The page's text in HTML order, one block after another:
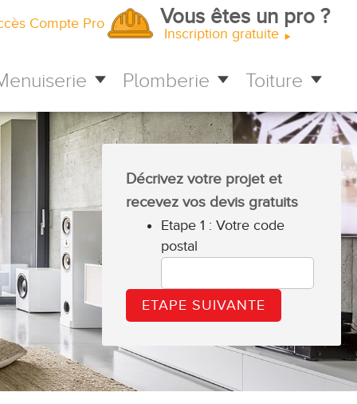
Compte Pro Vous êtes un pro ?
Inscription gratuite
Plomberie Toiture
Décrivez votre projet et
recevez vos devis gratuits
Etape 1 : Votre code
postal